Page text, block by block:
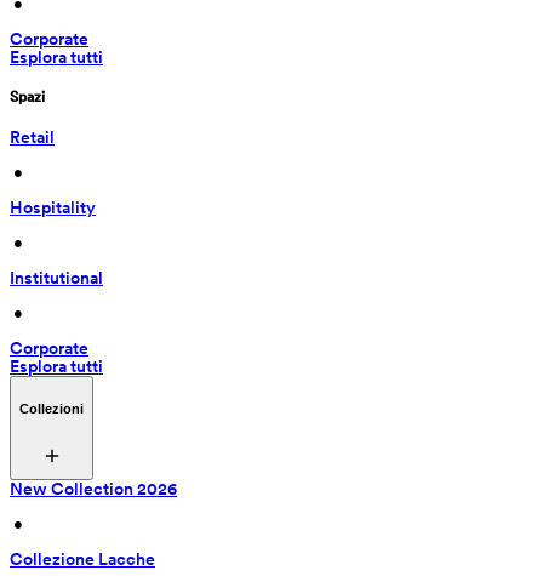
Corporate
Esplora tutti
Spazi
Retail
•
Hospitality
•
Institutional
•
Corporate
Esplora tutti
Collezioni
New Collection 2026
•
Collezione Lacche